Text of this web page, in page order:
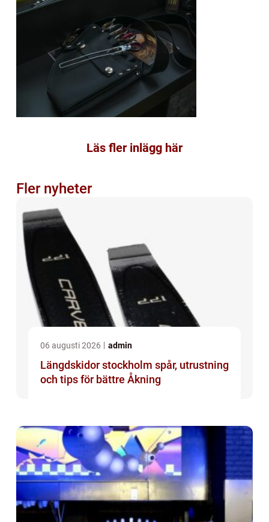
Läs fler inlägg här
Fler nyheter
06 augusti 2026 admin
Längdskidor stockholm spår, utrustning
och tips för bättre Åkning